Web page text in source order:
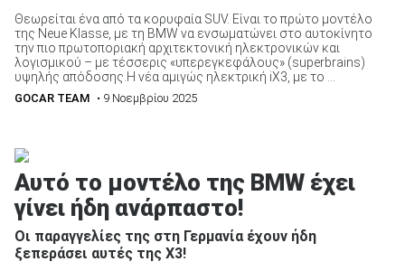
Θεωρείται ένα από τα κορυφαία SUV. Είναι το πρώτο μοντέλο
της Neue Klasse, με τη BMW να ενσωματώνει στο αυτοκίνητο
την πιο πρωτοποριακή αρχιτεκτονική ηλεκτρονικών και
λογισμικού – με τέσσερις «υπερεγκεφάλους» (superbrains)
υψηλής απόδοσης.Η νέα αμιγώς ηλεκτρική iX3, με το ...
GOCAR TEAM • 9 Νοεμβρίου 2025
Αυτό το μοντέλο της BMW έχει
γίνει ήδη ανάρπαστο!
Οι παραγγελίες της στη Γερμανία έχουν ήδη
ξεπεράσει αυτές της X3!